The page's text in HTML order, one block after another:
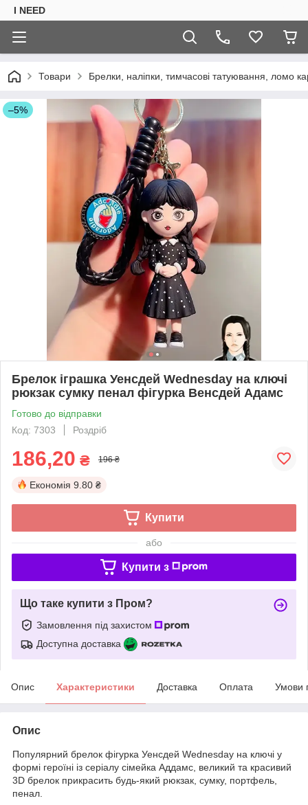
I NEED
Товари Брелки, наліпки, тимчасові татуювання, ломо
–5%
Брелок іграшка Уенсдей Wednesday на ключі
рюкзак сумку пенал фігурка Венсдей Адамс
Готово до відправки
Код: 7303
Роздріб
186,20 ₴ 196 ₴
Економія 9.80 ₴
Купити
або
Купити з
Що таке купити з Пром?
Замовлення під захистом
Доступна доставка
Опис Характеристики Доставка Оплата Умови
Опис
Популярний брелок фігурка Уенсдей Wednesday на ключі у
формі героїні із серіалу сімейка Аддамс, великий та красивий
3D брелок прикрасить будь-який рюкзак, сумку, портфель,
пенал.